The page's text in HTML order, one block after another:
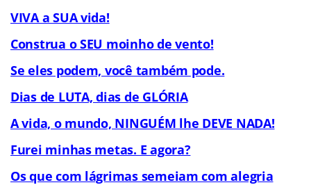
VIVA a SUA vida!
Construa o SEU moinho de vento!
Se eles podem, você também pode.
Dias de LUTA, dias de GLÓRIA
A vida, o mundo, NINGUÉM lhe DEVE NADA!
Furei minhas metas. E agora?
Os que com lágrimas semeiam com alegria